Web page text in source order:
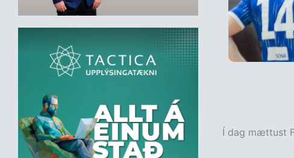
Í dag mættust